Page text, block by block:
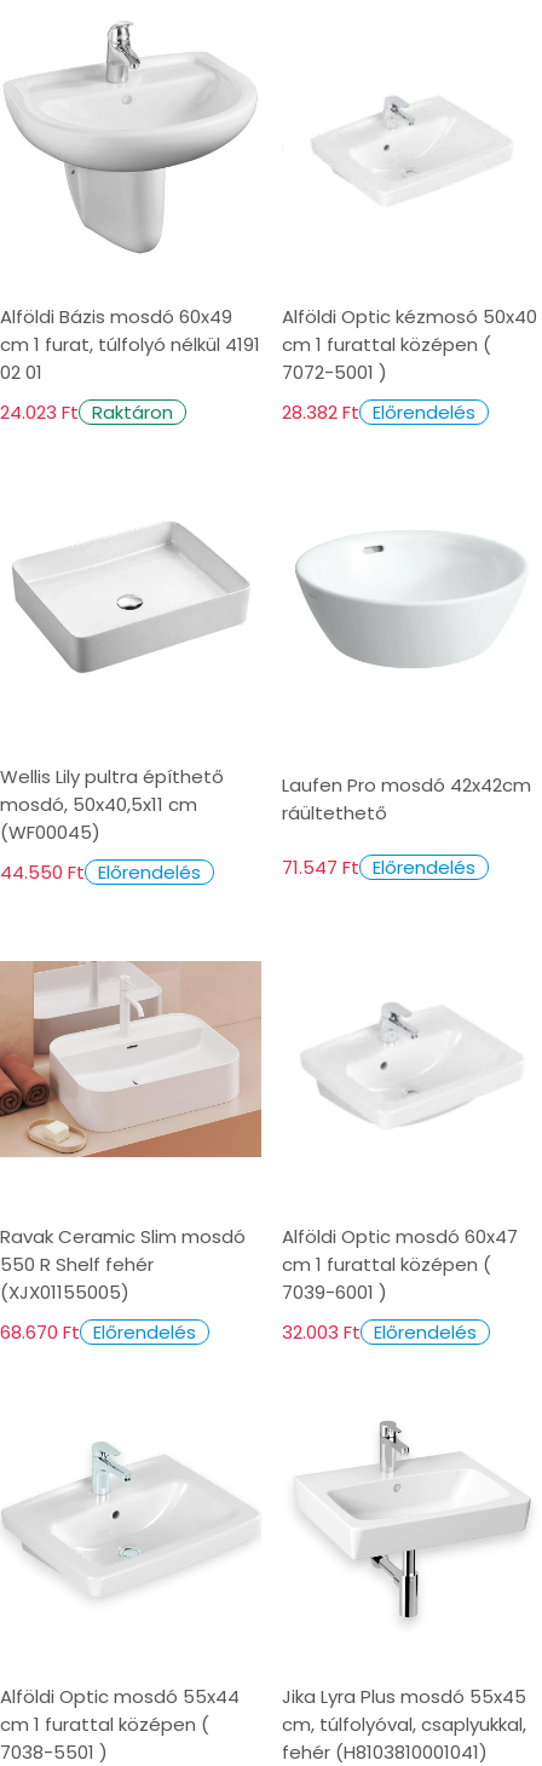
Alföldi Bázis mosdó 60x49
cm 1 furat, túlfolyó nélkül 4191
02 01
24.023 Ft Raktáron
Alföldi Optic kézmosó 50x40
cm 1 furattal középen (
7072-5001 )
28.382 Ft Előrendelés
Wellis Lily pultra építhető
mosdó, 50x40,5x11 cm
(WF00045)
44.550 Ft Előrendelés
Laufen Pro mosdó 42x42cm
ráültethető
71.547 Ft Előrendelés
Ravak Ceramic Slim mosdó
550 R Shelf fehér
(XJX01155005)
68.670 Ft Előrendelés
Alföldi Optic mosdó 60x47
cm 1 furattal középen (
7039-6001 )
32.003 Ft Előrendelés
Alföldi Optic mosdó 55x44
cm 1 furattal középen (
7038-5501 )
Jika Lyra Plus mosdó 55x45
cm, túlfolyóval, csaplyukkal,
fehér (H8103810001041)